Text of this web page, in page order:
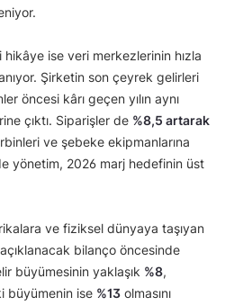
hikâye ise veri merkezlerinin hızla
Şirketin son çeyrek gelirleri
öncesi kârı geçen yılın aynı
çıktı. Siparişler de %8,5 artarak
ve şebeke ekipmanlarına
yönetim, 2026 marj hedefinin üst
ve fiziksel dünyaya taşıyan
bilanço öncesinde
büyümesinin yaklaşık %8,
büyümenin ise %13 olmasını